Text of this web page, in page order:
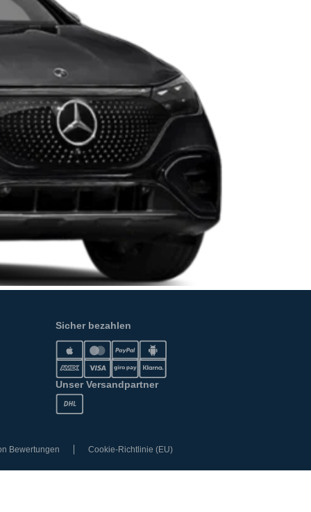
Sicher bezahlen
Unser Versandpartner
Bewertungen Cookie-Richtlinie (EU)